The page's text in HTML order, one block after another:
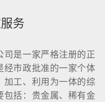
务
司是一家严格注册的正
经市政批准的一家个体
加工、利用为一体的综
包括：贵金属、稀有金